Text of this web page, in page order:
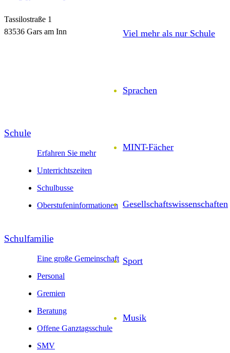
Viel mehr als nur Schule
Sprachen
MINT-Fächer
Gesell­schafts­wissen­schaften
Sport
Musik
Tassilostraße 1
83536 Gars am Inn
Schule
Erfahren Sie mehr
Unter­richts­zeiten
Schul­busse
Ober­stufen­infor­mationen
Schul­familie
Eine große Gemeinschaft
Personal
Gremien
Beratung
Offene Ganztagsschule
SMV